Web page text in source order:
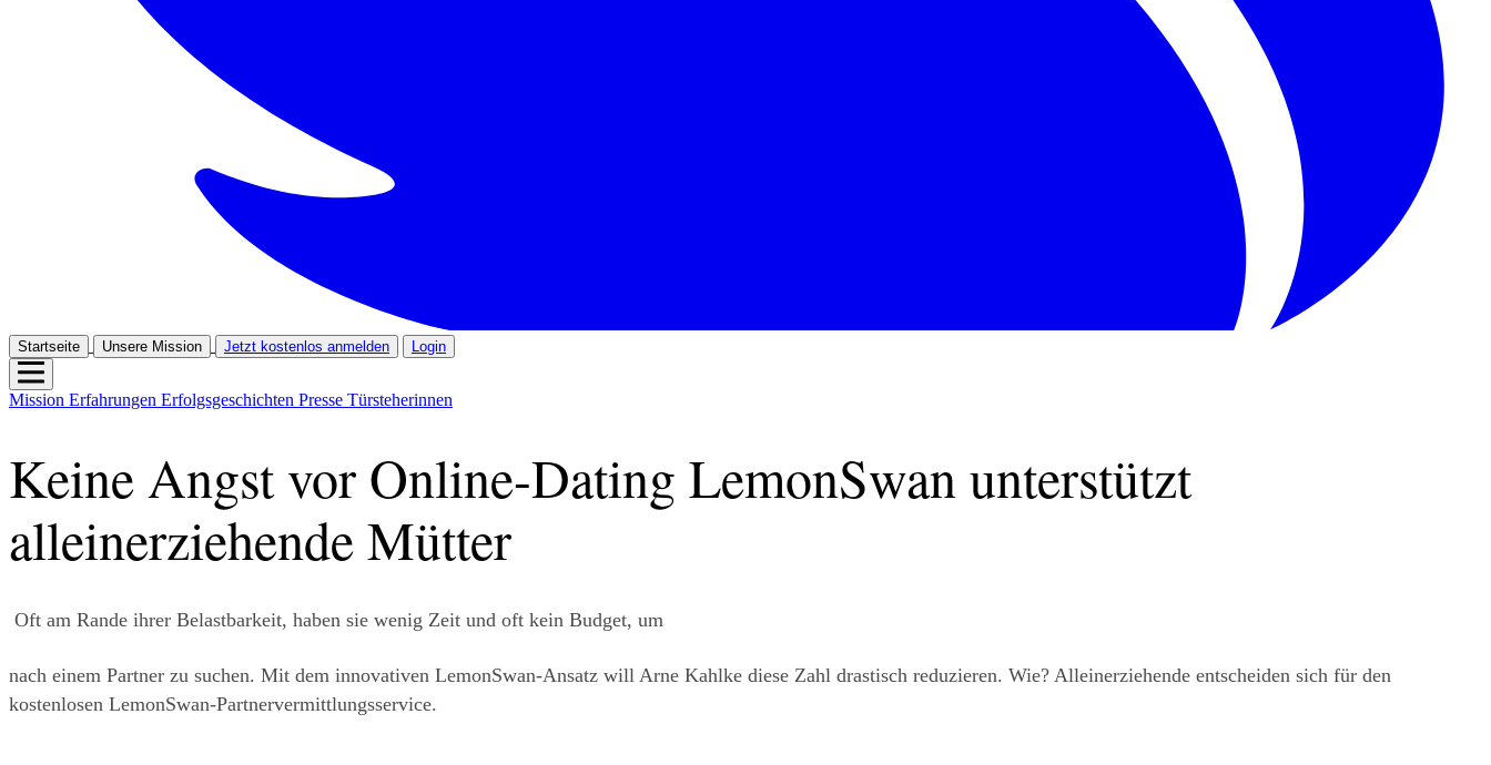
Startseite Unsere Mission Jetzt kostenlos anmelden Login
Mission Erfahrungen Erfolgsgeschichten Presse Türsteherinnen
Keine Angst vor Online-Dating LemonSwan unterstützt
alleinerziehende Mütter
Oft am Rande ihrer Belastbarkeit, haben sie wenig Zeit und oft kein Budget, um
nach einem Partner zu suchen. Mit dem innovativen LemonSwan-Ansatz will Arne Kahlke diese Zahl drastisch reduzieren. Wie? Alleinerziehende entscheiden sich für den
kostenlosen LemonSwan-Partnervermittlungsservice.